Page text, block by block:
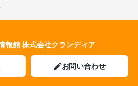
報館 株式会社クランディア
お問い合わせ